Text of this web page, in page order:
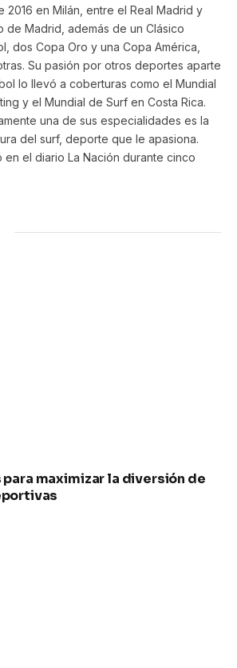
2016 en Milán, entre el Real Madrid y
de Madrid, además de un Clásico
dos Copa Oro y una Copa América,
Su pasión por otros deportes aparte
lo llevó a coberturas como el Mundial
y el Mundial de Surf en Costa Rica.
una de sus especialidades es la
del surf, deporte que le apasiona.
en el diario La Nación durante cinco
maximizar la diversión de